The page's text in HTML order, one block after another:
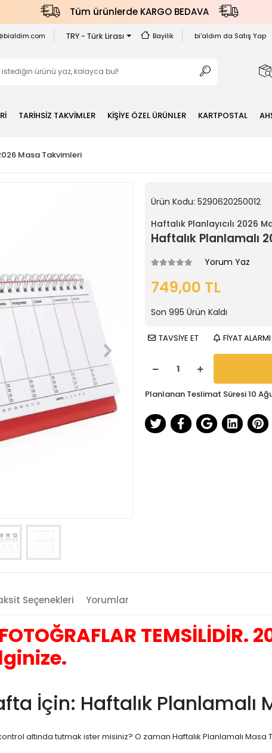
Tüm ürünlerde KARGO BEDAVA
TRY - Türk Lirası Bayilik bi'aldım da Satış Yap
TARİHSİZ TAKVİMLER KİŞİYE ÖZEL ÜRÜNLER KARTPOSTAL
Masa Takvimleri
Ürün Kodu: 5290620250012
Haftalık Planlayıcılı 2026
Haftalık Planlamalı
Yorum Yaz
749,00 TL
Son 995 Ürün Kaldı
TAVSİYE ET FİYAT ALARMI
Planlanan Teslimat Süresi 10
Seçenekleri Yorumlar
TEMSİLİDİR.
İçin: Haftalık Planlamalı
altında tutmak ister misiniz? O zaman Haftalık Planlamalı